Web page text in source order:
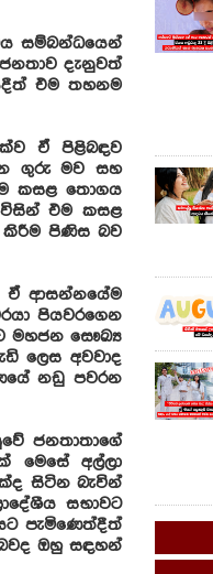
සම්බන්ධයෙන්
දැනුවත්
එම තහනම
ඒ පිළිබඳව
ගුරු මව සහ
එම කසළ තොගය
එම කසළ
කිරීම පිණිස බව
ඒ ආසන්නයේම
පියවරගෙන
මහජන සෞඛ්‍ය
ලෙස අවවාද
නඩු පවරන
ජනතාතාගේ
මෙසේ අල්ලා
සිටින බැවින්
සභාවට
පැමිණෙත්දීත්
ඔහු සඳහන්